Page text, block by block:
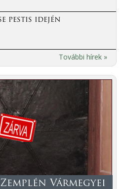
pestis idején
További hírek »
Vármegyei